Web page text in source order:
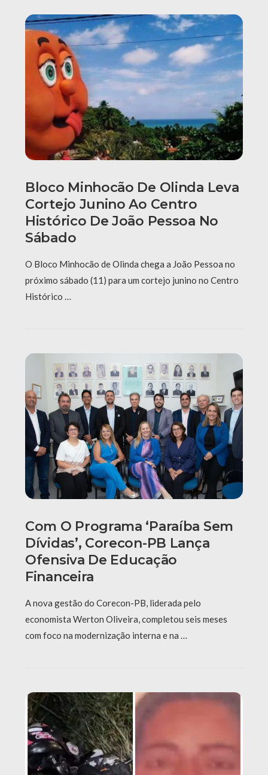
Bloco Minhocão De Olinda Leva
Cortejo Junino Ao Centro
Histórico De João Pessoa No
Sábado
O Bloco Minhocão de Olinda chega a João Pessoa no
próximo sábado (11) para um cortejo junino no Centro
Histórico …
Com O Programa ‘Paraíba Sem
Dívidas’, Corecon-PB Lança
Ofensiva De Educação
Financeira
A nova gestão do Corecon-PB, liderada pelo
economista Werton Oliveira, completou seis meses
com foco na modernização interna e na …